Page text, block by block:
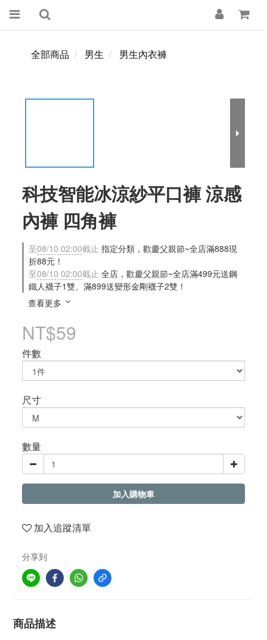
全部商品 男生 男生內衣褲
科技智能冰涼紗平口褲 涼感
內褲 四角褲
至08/10 02:00截止 指定分類，歡慶父親節~全店滿888現
折88元！
至08/10 02:00截止 全店，歡慶父親節~全店滿499元送鋼
鐵人襪子1雙、滿899送變形金剛襪子2雙！
查看更多
NT$59
件數
尺寸
數量
加入購物車
加入追蹤清單
分享到
商品描述